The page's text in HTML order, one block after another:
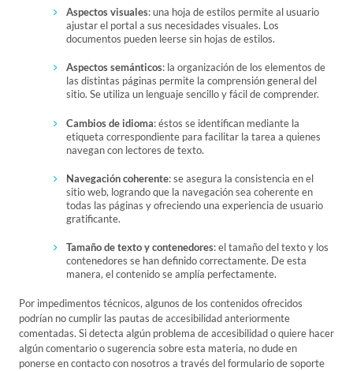
Aspectos visuales: una hoja de estilos permite al usuario
ajustar el portal a sus necesidades visuales. Los
documentos pueden leerse sin hojas de estilos.
Aspectos semánticos: la organización de los elementos de
las distintas páginas permite la comprensión general del
sitio. Se utiliza un lenguaje sencillo y fácil de comprender.
Cambios de idioma: éstos se identifican mediante la
etiqueta correspondiente para facilitar la tarea a quienes
navegan con lectores de texto.
Navegación coherente: se asegura la consistencia en el
sitio web, logrando que la navegación sea coherente en
todas las páginas y ofreciendo una experiencia de usuario
gratificante.
Tamaño de texto y contenedores: el tamaño del texto y los
contenedores se han definido correctamente. De esta
manera, el contenido se amplía perfectamente.
Por impedimentos técnicos, algunos de los contenidos ofrecidos
podrían no cumplir las pautas de accesibilidad anteriormente
comentadas. Si detecta algún problema de accesibilidad o quiere hacer
algún comentario o sugerencia sobre esta materia, no dude en
ponerse en contacto con nosotros a través del formulario de soporte